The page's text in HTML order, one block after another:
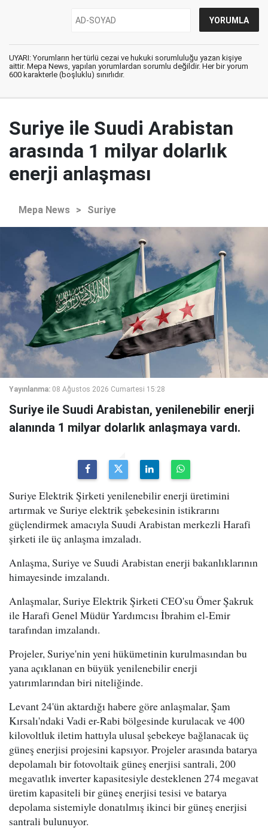
UYARI: Yorumların her türlü cezai ve hukuki sorumluluğu yazan kişiye
aittir. Mepa News, yapılan yorumlardan sorumlu değildir. Her bir yorum
600 karakterle (boşluklu) sınırlıdır.
Suriye ile Suudi Arabistan
arasında 1 milyar dolarlık
enerji anlaşması
Mepa News > Suriye
Yayınlanma: 08 Ağustos 2026 Cumartesi 15:28
Suriye ile Suudi Arabistan, yenilenebilir enerji
alanında 1 milyar dolarlık anlaşmaya vardı.
Suriye Elektrik Şirketi yenilenebilir enerji üretimini
artırmak ve Suriye elektrik şebekesinin istikrarını
güçlendirmek amacıyla Suudi Arabistan merkezli Harafi
şirketi ile üç anlaşma imzaladı.
Anlaşma, Suriye ve Suudi Arabistan enerji bakanlıklarının
himayesinde imzalandı.
Anlaşmalar, Suriye Elektrik Şirketi CEO'su Ömer Şakruk
ile Harafi Genel Müdür Yardımcısı İbrahim el-Emir
tarafından imzalandı.
Projeler, Suriye'nin yeni hükümetinin kurulmasından bu
yana açıklanan en büyük yenilenebilir enerji
yatırımlarından biri niteliğinde.
Levant 24'ün aktardığı habere göre anlaşmalar, Şam
Kırsalı'ndaki Vadi er-Rabi bölgesinde kurulacak ve 400
kilovoltluk iletim hattıyla ulusal şebekeye bağlanacak üç
güneş enerjisi projesini kapsıyor. Projeler arasında batarya
depolamalı bir fotovoltaik güneş enerjisi santrali, 200
megavatlık inverter kapasitesiyle desteklenen 274 megavat
üretim kapasiteli bir güneş enerjisi tesisi ve batarya
depolama sistemiyle donatılmış ikinci bir güneş enerjisi
santrali bulunuyor.